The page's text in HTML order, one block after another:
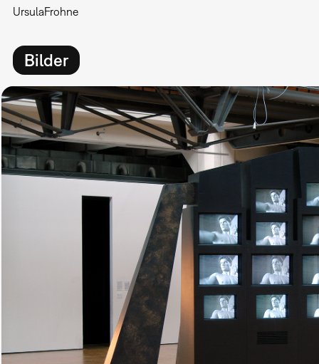
UrsulaFrohne
Bilder